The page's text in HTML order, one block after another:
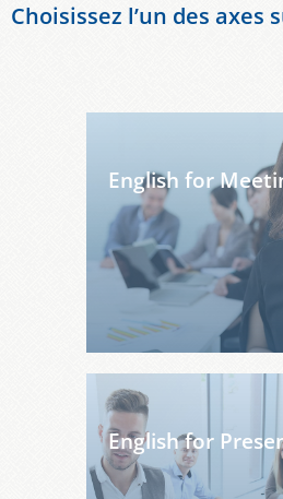
Choisissez l’un des axes
English for
English for